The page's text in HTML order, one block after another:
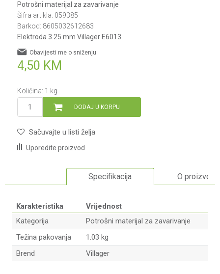
Potrošni materijal za zavarivanje
Šifra artikla: 059385
Barkod: 8605032612683
Elektroda 3.25 mm Villager E6013
4,50 KM
Obavijesti me o sniženju
Količina: 1 kg
DODAJ U KORPU
Sačuvajte u listi želja
Uporedite proizvod
Specifikacija O proizvodu
Karakteristika
Vrijednost
Kategorija
Potrošni materijal za zavarivanje
Težina pakovanja
1.03 kg
Brend
Villager